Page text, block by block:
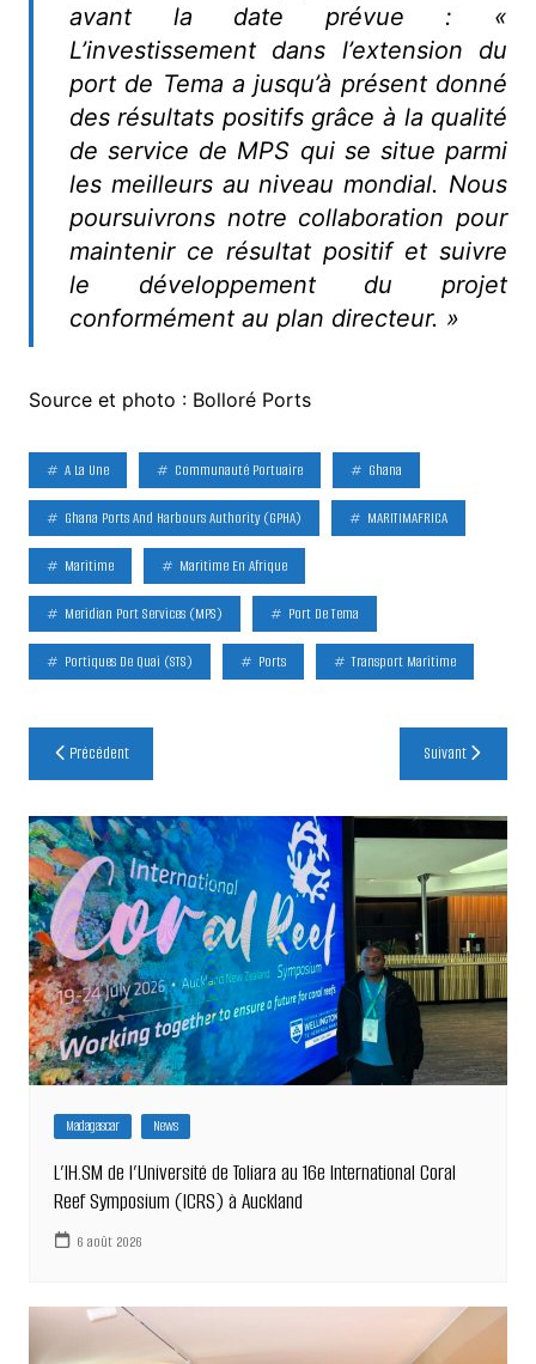
avant la date prévue : «
L’investissement dans l’extension du
port de Tema a jusqu’à présent donné
des résultats positifs grâce à la qualité
de service de MPS qui se situe parmi
les meilleurs au niveau mondial. Nous
poursuivrons notre collaboration pour
maintenir ce résultat positif et suivre
le développement du projet
conformément au plan directeur. »
Source et photo : Bolloré Ports
A La Une Communauté Portuaire Ghana
Ghana Ports And Harbours Authority (GPHA) MARITIMAFRICA
Maritime Maritime En Afrique
Meridian Port Services (MPS) Port De Tema
Portiques De Quai (STS) Ports Transport Maritime
Navigation
de
l’article
Précédent Suivant
Madagascar News
L’IH.SM de l’Université de Toliara au 16e International Coral
Reef Symposium (ICRS) à Auckland
6 août 2026